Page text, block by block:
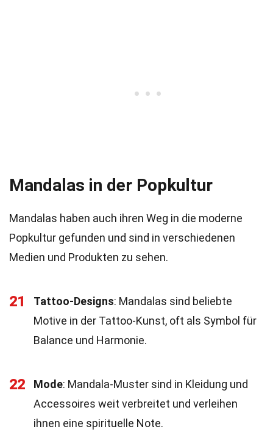
Mandalas in der Popkultur
Mandalas haben auch ihren Weg in die moderne
Popkultur gefunden und sind in verschiedenen
Medien und Produkten zu sehen.
21 Tattoo-Designs: Mandalas sind beliebte
Motive in der Tattoo-Kunst, oft als Symbol für
Balance und Harmonie.
22 Mode: Mandala-Muster sind in Kleidung und
Accessoires weit verbreitet und verleihen
ihnen eine spirituelle Note.